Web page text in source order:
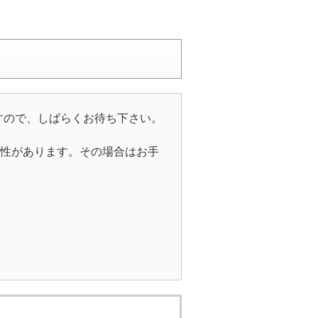
で、しばらくお待ち下さい。
があります。その場合はお手